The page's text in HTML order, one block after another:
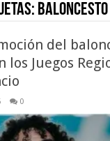
Baloncesto
del
los Juegos
0